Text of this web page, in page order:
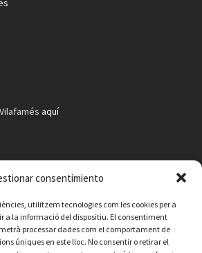
consentimiento
utilitzem tecnologies com les cookies per a
a la informació del dispositiu. El consentiment
processar dades com el comportament de
úniques en este lloc. No consentir o retirar el
aquí